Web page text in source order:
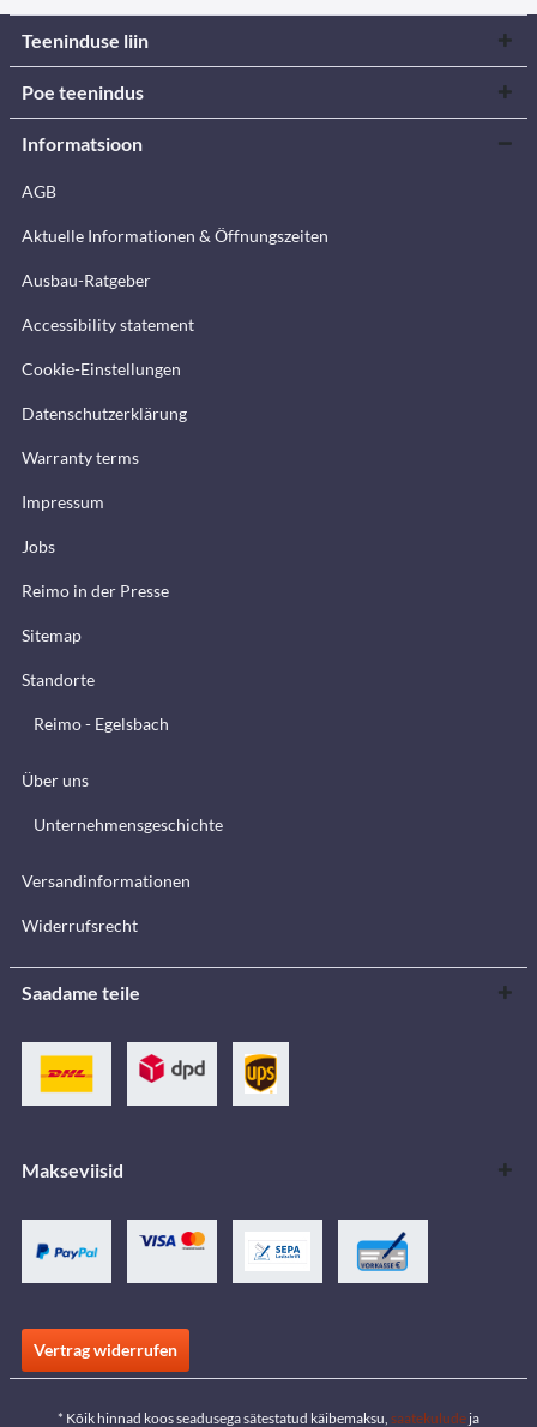
Teeninduse liin
Poe teenindus
Informatsioon
AGB
Aktuelle Informationen & Öffnungszeiten
Ausbau-Ratgeber
Accessibility statement
Cookie-Einstellungen
Datenschutzerklärung
Warranty terms
Impressum
Jobs
Reimo in der Presse
Sitemap
Standorte
Reimo - Egelsbach
Über uns
Unternehmensgeschichte
Versandinformationen
Widerrufsrecht
Saadame teile
Makseviisid
Vertrag widerrufen
* Kõik hinnad koos seadusega sätestatud käibemaksu, saatekulude ja